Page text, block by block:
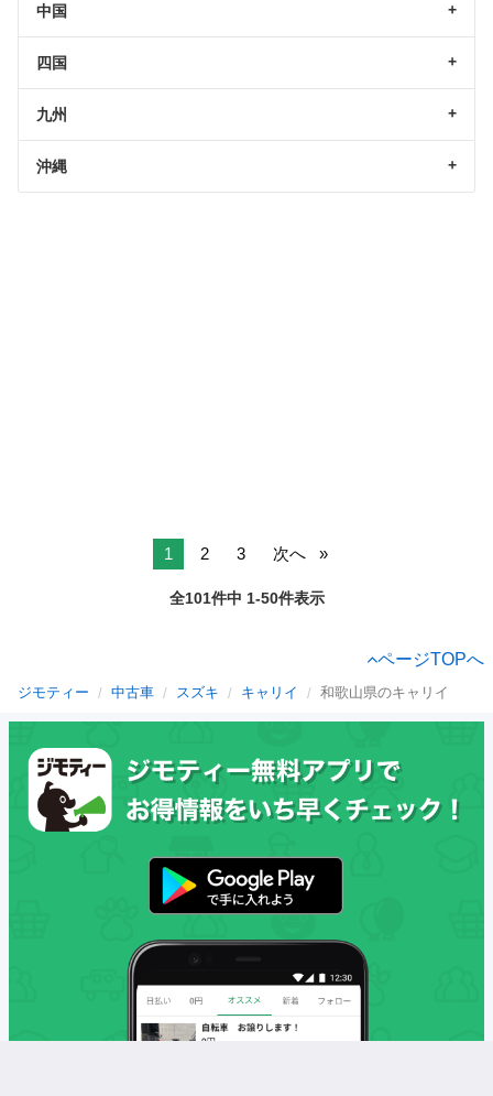
中国
四国
九州
沖縄
1 2 3 次へ
全101件中 1-50件表示
ページTOPへ
ジモティー 中古車 スズキ キャリイ 和歌山県のキャリイ